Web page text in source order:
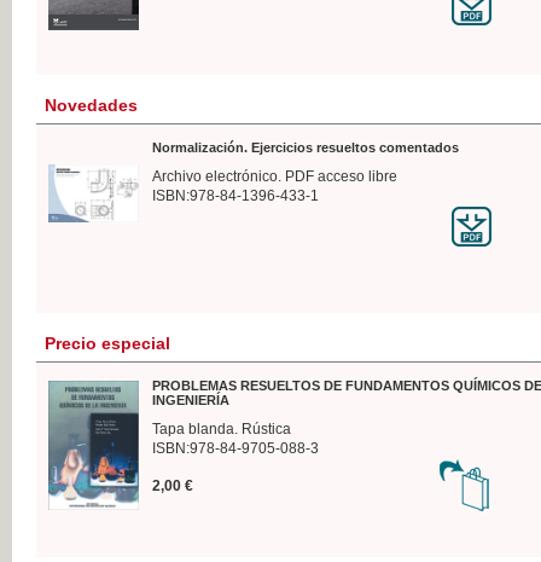
Novedades
Normalización. Ejercicios resueltos comentados
Archivo electrónico. PDF acceso libre
ISBN:978-84-1396-433-1
Precio especial
PROBLEMAS RESUELTOS DE FUNDAMENTOS QUÍMICOS
INGENIERÍA
Tapa blanda. Rústica
ISBN:978-84-9705-088-3
2,00 €